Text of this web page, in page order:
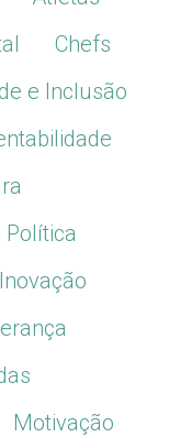
Chefs
e Inclusão
Política
Motivação